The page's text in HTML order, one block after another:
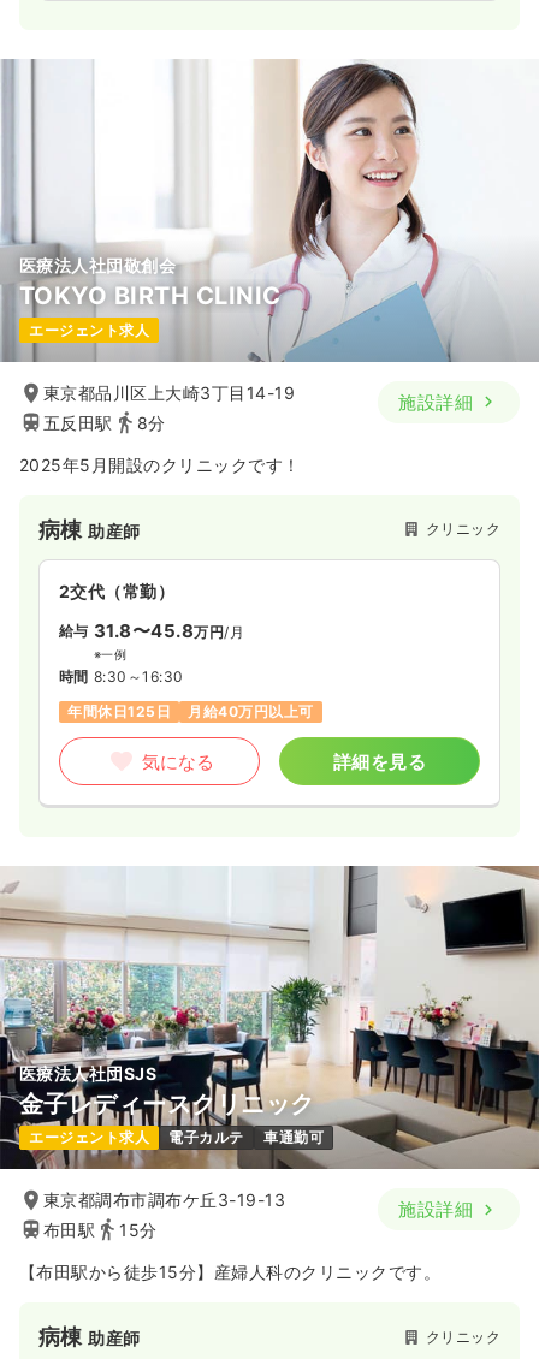
医療法人社団敬創会
TOKYO BIRTH CLINIC
エージェント求人
東京都品川区上大崎3丁目14-19
五反田駅
8分
施設詳細
2025年5月開設のクリニックです！
病棟 助産師 クリニック
2交代（常勤）
給与 31.8〜45.8万円/月
※一例
時間 8:30～16:30
年間休日125日
月給40万円以上可
気になる 詳細を見る
医療法人社団SJS
金子レディースクリニック
エージェント求人 電子カルテ 車通勤可
東京都調布市調布ケ丘3-19-13
布田駅
15分
施設詳細
【布田駅から徒歩15分】産婦人科のクリニックです。
病棟 助産師 クリニック